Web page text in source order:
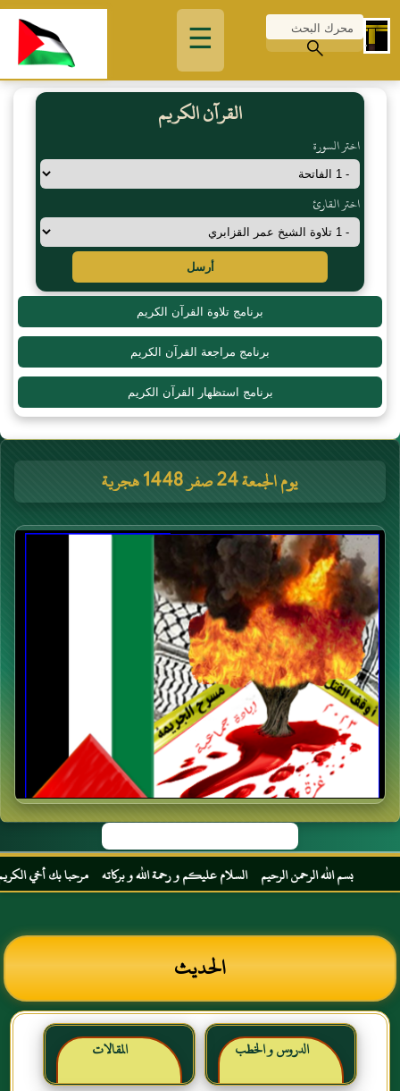
☰
القرآن الكريم
اختر السورة
اختر القارئ
أرسل
برنامج تلاوة القرآن الكريم
برنامج مراجعة القرآن الكريم
برنامج استظهار القرآن الكريم
يوم الجمعة 24 صفر 1448 هجرية
بسم الله الرحمن الرحيم السلام عليكم و رحمة الله و بركاته مرحبا بك أخي الكريم
الحديث
الدروس و الخطب المقالات